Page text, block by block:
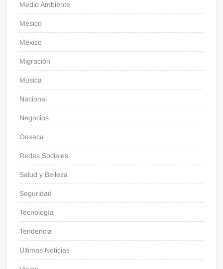
Medio Ambiente
Mésico
México
Migración
Música
Nacional
Negocios
Oaxaca
Redes Sociales
Salud y Belleza
Seguridad
Tecnología
Tendencia
Últimas Noticias